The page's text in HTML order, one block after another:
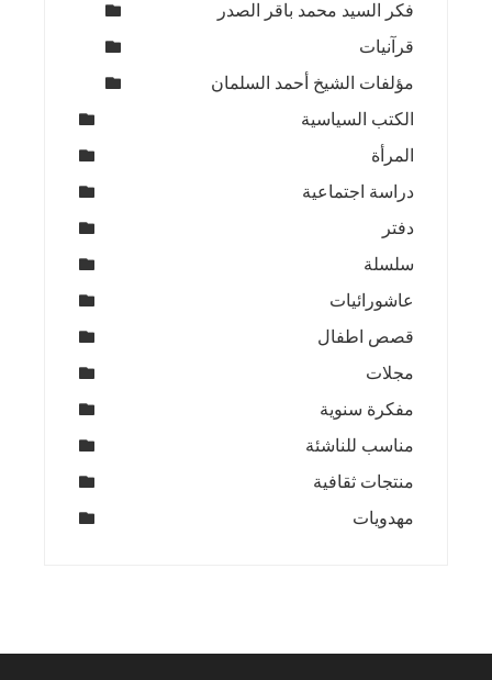
فكر السيد محمد باقر الصدر
قرآنيات
مؤلفات الشيخ أحمد السلمان
الكتب السياسية
المرأة
دراسة اجتماعية
دفتر
سلسلة
عاشورائيات
قصص اطفال
مجلات
مفكرة سنوية
مناسب للناشئة
منتجات ثقافية
مهدويات